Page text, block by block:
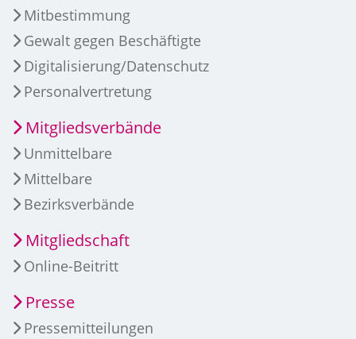
Mitbestimmung
Gewalt gegen Beschäftigte
Digitalisierung/Datenschutz
Personalvertretung
Mitgliedsverbände
Unmittelbare
Mittelbare
Bezirksverbände
Mitgliedschaft
Online-Beitritt
Presse
Pressemitteilungen